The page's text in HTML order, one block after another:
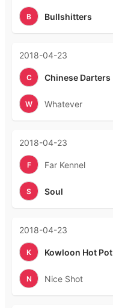
B Bullshitters
2018-04-23
C Chinese Darters
W Whatever
2018-04-23
F Far Kennel
S Soul
2018-04-23
K Kowloon Hot Pot
N Nice Shot